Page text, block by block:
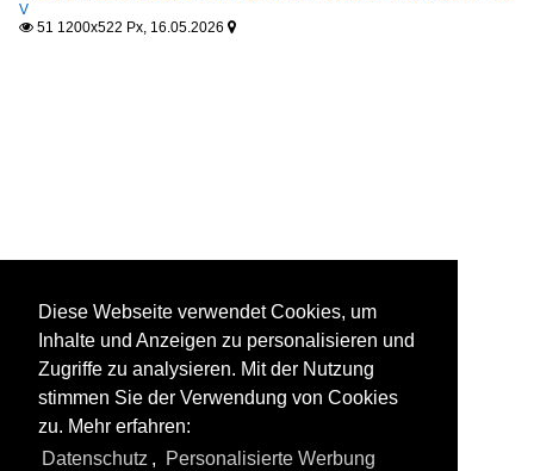
V
 51 1200x522 Px, 16.05.2026 
Diese Webseite verwendet Cookies, um
Inhalte und Anzeigen zu personalisieren und
Zugriffe zu analysieren. Mit der Nutzung
stimmen Sie der Verwendung von Cookies
zu. Mehr erfahren:
Datenschutz , Personalisierte Werbung